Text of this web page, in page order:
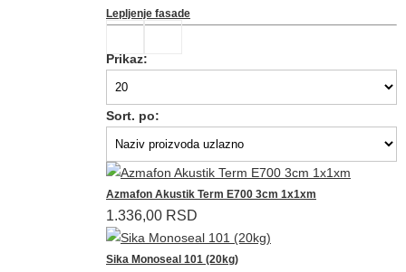
Lepljenje fasade
Prikaz:
Sort. po:
Azmafon Akustik Term E700 3cm 1x1xm
1.336,00 RSD
Sika Monoseal 101 (20kg)